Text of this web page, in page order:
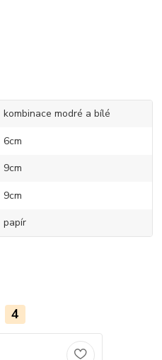
kombinace modré a bílé
6cm
9cm
9cm
papír
4